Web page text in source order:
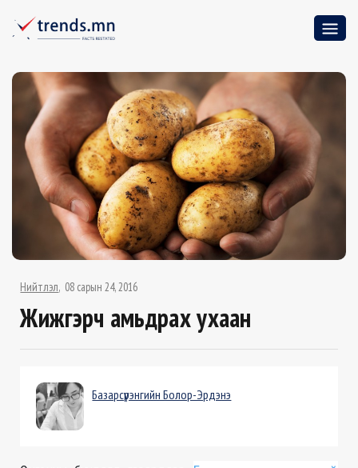
Нийтлэл 08 сарын 24, 2016
Жижгэрч амьдрах ухаан
Базарсүрэнгийн Болор-Эрдэнэ